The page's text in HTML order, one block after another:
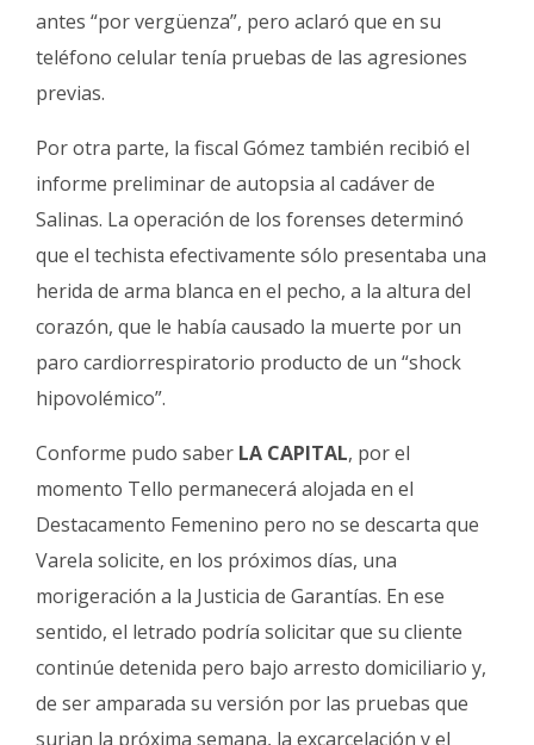
antes “por vergüenza”, pero aclaró que en su
teléfono celular tenía pruebas de las agresiones
previas.
Por otra parte, la fiscal Gómez también recibió el
informe preliminar de autopsia al cadáver de
Salinas. La operación de los forenses determinó
que el techista efectivamente sólo presentaba una
herida de arma blanca en el pecho, a la altura del
corazón, que le había causado la muerte por un
paro cardiorrespiratorio producto de un “shock
hipovolémico”.
Conforme pudo saber LA CAPITAL, por el
momento Tello permanecerá alojada en el
Destacamento Femenino pero no se descarta que
Varela solicite, en los próximos días, una
morigeración a la Justicia de Garantías. En ese
sentido, el letrado podría solicitar que su cliente
continúe detenida pero bajo arresto domiciliario y,
de ser amparada su versión por las pruebas que
surjan la próxima semana, la excarcelación y el